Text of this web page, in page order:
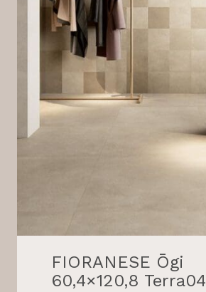
FIORANESE Ōgi
60,4×120,8 Terra04